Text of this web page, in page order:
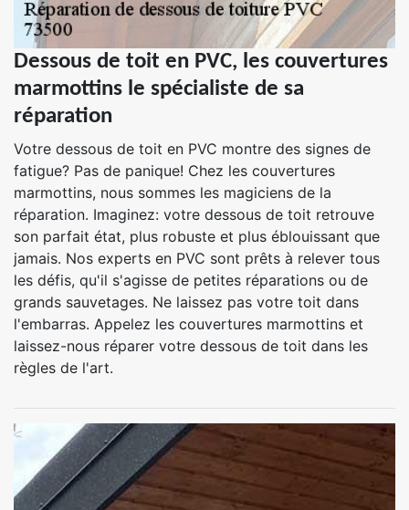
Dessous de toit en PVC, les couvertures
marmottins le spécialiste de sa
réparation
Votre dessous de toit en PVC montre des signes de
fatigue? Pas de panique! Chez les couvertures
marmottins, nous sommes les magiciens de la
réparation. Imaginez: votre dessous de toit retrouve
son parfait état, plus robuste et plus éblouissant que
jamais. Nos experts en PVC sont prêts à relever tous
les défis, qu'il s'agisse de petites réparations ou de
grands sauvetages. Ne laissez pas votre toit dans
l'embarras. Appelez les couvertures marmottins et
laissez-nous réparer votre dessous de toit dans les
règles de l'art.